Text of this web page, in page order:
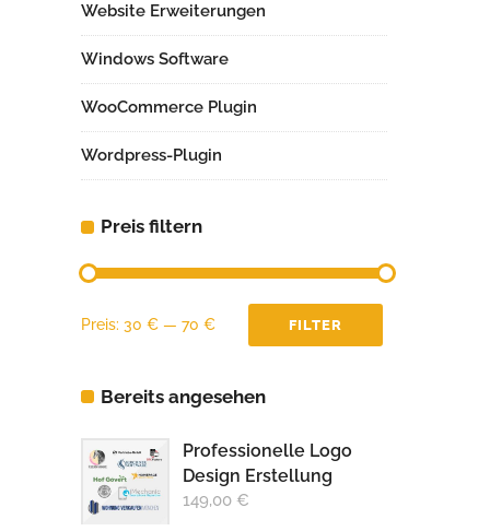
Website Erweiterungen
Windows Software
WooCommerce Plugin
Wordpress-Plugin
Preis filtern
Min.
Max.
FILTER
Preis: 30 € — 70 €
Bereits angesehen
Professionelle Logo
Design Erstellung
149,00 €